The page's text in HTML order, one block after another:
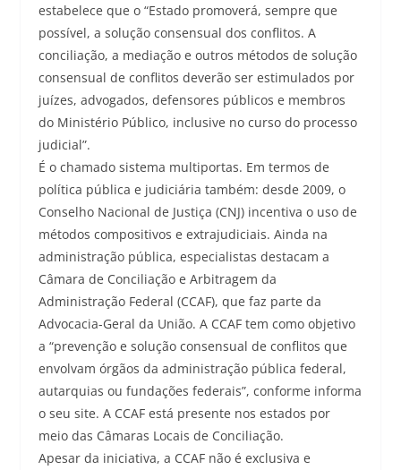
estabelece que o “Estado promoverá, sempre que
possível, a solução consensual dos conflitos. A
conciliação, a mediação e outros métodos de solução
consensual de conflitos deverão ser estimulados por
juízes, advogados, defensores públicos e membros
do Ministério Público, inclusive no curso do processo
judicial”.
É o chamado sistema multiportas. Em termos de
política pública e judiciária também: desde 2009, o
Conselho Nacional de Justiça (CNJ) incentiva o uso de
métodos compositivos e extrajudiciais. Ainda na
administração pública, especialistas destacam a
Câmara de Conciliação e Arbitragem da
Administração Federal (CCAF), que faz parte da
Advocacia-Geral da União. A CCAF tem como objetivo
a “prevenção e solução consensual de conflitos que
envolvam órgãos da administração pública federal,
autarquias ou fundações federais”, conforme informa
o seu site. A CCAF está presente nos estados por
meio das Câmaras Locais de Conciliação.
Apesar da iniciativa, a CCAF não é exclusiva e